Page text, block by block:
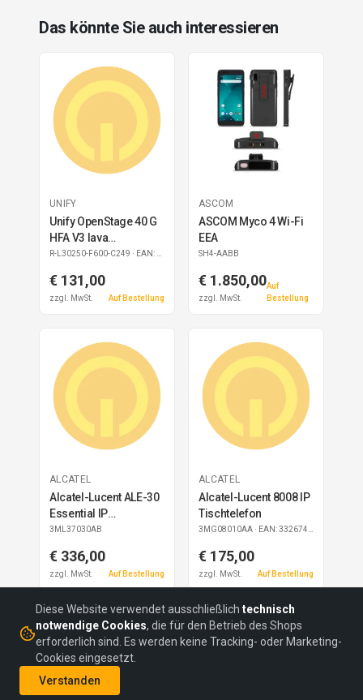
Das könnte Sie auch interessieren
UNIFY
Unify OpenStage 40 G
HFA V3 lava
refurbished
R-L30250-F600-C249 · EAN: 4050026029918
€ 131,00
zzgl. MwSt. Auf Bestellung
ASCOM
ASCOM Myco 4 Wi-Fi
EEA
SH4-AABB
€ 1.850,00
zzgl. MwSt.
Auf
Bestellung
ALCATEL
Alcatel-Lucent ALE-30
Essential IP
Tischtelefon
3ML37030AB
€ 336,00
zzgl. MwSt. Auf Bestellung
ALCATEL
Alcatel-Lucent 8008 IP
Tischtelefon
3MG08010AA · EAN: 3326744923564
€ 175,00
zzgl. MwSt. Auf Bestellung
©2026headON Communications GmbH
Diese Website verwendet ausschließlich technisch
notwendige Cookies, die für den Betrieb des Shops
erforderlich sind. Es werden keine Tracking- oder Marketing-
Cookies eingesetzt.
Verstanden